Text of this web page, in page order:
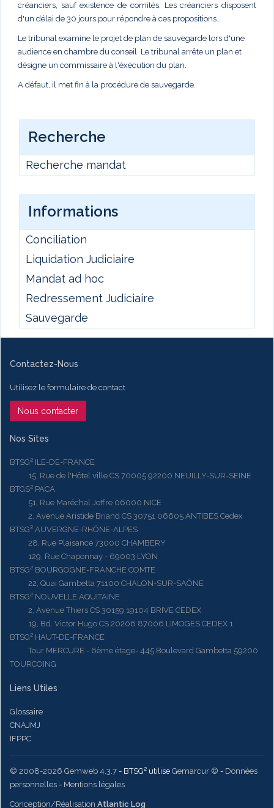
créanciers, sauf existence de comités. Les créanciers disposent
d'un délai de 30 jours pour répondre à ces propositions.
Le tribunal examine le projet de plan de sauvegarde lors d'une
audience en chambre du conseil. Le tribunal arrête un plan et
désigne un commissaire à l'éxécution du plan.
A défaut, il met fin à la procédure de sauvegarde.
Recherche
Recherche mandat
Informations
Conciliation
Liquidation Judiciaire
Mandat ad hoc
Redressement Judiciaire
Sauvegarde
Contactez-Nous
Utilisez le formulaire de contact
Nous contacter
Nos Sites
BTSG² ILE-DE-FRANCE
15, Rue de l'Hôtel ville CS 70005 92200 NEUILLY-SUR-SEINE
BTGS² PACA
51, Rue Maréchal Joffre 06000 NICE
2, Avenue Aristide Briand CS 30751 06605 ANTIBES Cedex
BTSG² AUVERGNE-RHÔNE-ALPES
28, Rue Plaisance 73000 CHAMBERY
129, Rue Chaponnay - 69003 LYON
BTSG² BOURGOGNE-FRANCHE COMTE
22, Quai Gambetta 71100 CHALON-SUR-SAÔNE
BTSG² NOUVELLE AQUITAINE
2, Avenue Thiers CS 30159 19104 BRIVE CEDEX
19, Bd. Victor Hugo CS 20206 87006 LIMOGES CEDEX 1
BTSG² HAUT-DE-FRANCE
Tour MERCURE - 6ème étage- 445 Boulevard Gambetta 59200
TOURCOING
Liens Utiles
Glossaire
CNAJMJ
IFPPC
© 2008-2026 Gemweb 4.3.7 - BTSG² utilise Gemarcur © - Données
personnelles - Mentions légales
Conception/Réalisation Atlantic Log